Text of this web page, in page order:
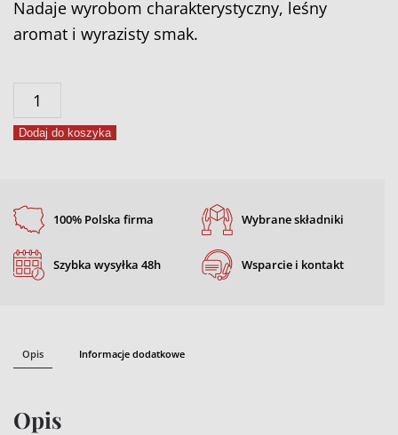
Nadaje wyrobom charakterystyczny, leśny
aromat i wyrazisty smak.
ilość
Jałowcowa
200
Dodaj do koszyka
100% Polska firma
Szybka wysyłka 48h
Wybrane składniki
Wsparcie i kontakt
Opis Informacje dodatkowe
Opis